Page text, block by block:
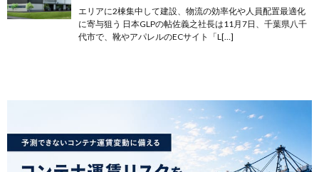
エリアに2棟集中して建設、物流の効率化や人員配置最適化
に寄与狙う 日本GLPの帖佐義之社長は11月7日、千葉県八千
代市で、靴やアパレルのECサイト「L[…]